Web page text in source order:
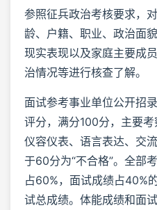
参照征兵政治考核要求，
龄、户籍、职业、政治面
现实表现以及家庭主要成
治情况等进行核查了解。
面试参考事业单位公开招
评分，满分100分，主要考
仪容仪表、语言表达、交
于60分为“不合格”。全部
占60%，面试成绩占40%
试总成绩。体能成绩和面